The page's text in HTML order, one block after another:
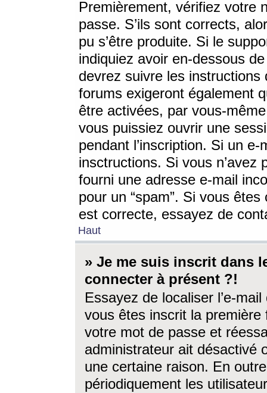
Premièrement, vérifiez votre
passe. S’ils sont corrects,
pu s’être produite. Si le
indiquiez avoir en-dessous
devrez suivre les
forums exigeront également
être activées, par vous-
vous puissiez ouvrir une
pendant l’inscription. Si un
insctructions. Si vous n’avez
fourni une adresse e-mail
pour un “spam”. Si vous
est correcte, essayez de
Haut
» Je me suis inscrit dans
connecter à présent ?!
Essayez de localiser l’e-
vous êtes inscrit la première
votre mot de passe et
administrateur ait désactivé
une certaine raison. En
périodiquement les